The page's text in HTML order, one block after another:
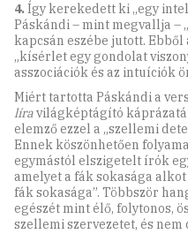
4.Így kerekedett ki „egy
Páskándi – mint megvallja –
kapcsán eszébe jutott.
„kísérlet egy gondolat
asszociációk és az intuíciók
Miért tartotta Páskándi a
líravilágképtágító
elemző ezzel a „szellemi
Ennek köszönhetően
egymástól elszigetelt írók
amelyet a fák sokasága
fák sokasága”. Többször
egészét mint élő, folytonos,
szellemi szervezetet, és